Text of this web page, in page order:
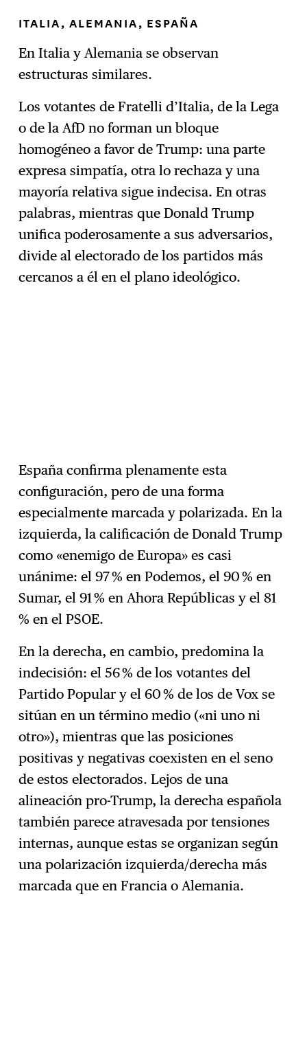
ITALIA, ALEMANIA, ESPAÑA
En Italia y Alemania se observan
estructuras similares.
Los votantes de Fratelli d’Italia, de la Lega
o de la AfD no forman un bloque
homogéneo a favor de Trump: una parte
expresa simpatía, otra lo rechaza y una
mayoría relativa sigue indecisa. En otras
palabras, mientras que Donald Trump
unifica poderosamente a sus adversarios,
divide al electorado de los partidos más
cercanos a él en el plano ideológico.
España confirma plenamente esta
configuración, pero de una forma
especialmente marcada y polarizada. En la
izquierda, la calificación de Donald Trump
como «enemigo de Europa» es casi
unánime: el 97 % en Podemos, el 90 % en
Sumar, el 91 % en Ahora Repúblicas y el 81
% en el PSOE.
En la derecha, en cambio, predomina la
indecisión: el 56 % de los votantes del
Partido Popular y el 60 % de los de Vox se
sitúan en un término medio («ni uno ni
otro»), mientras que las posiciones
positivas y negativas coexisten en el seno
de estos electorados. Lejos de una
alineación pro-Trump, la derecha española
también parece atravesada por tensiones
internas, aunque estas se organizan según
una polarización izquierda/derecha más
marcada que en Francia o Alemania.